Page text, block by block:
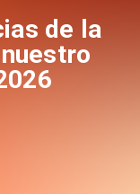
de la